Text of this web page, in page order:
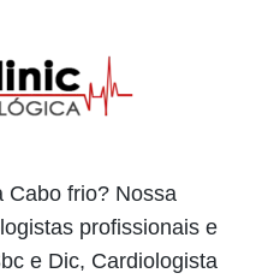
Cabo frio? Nossa
profissionais e
e Dic, Cardiologista